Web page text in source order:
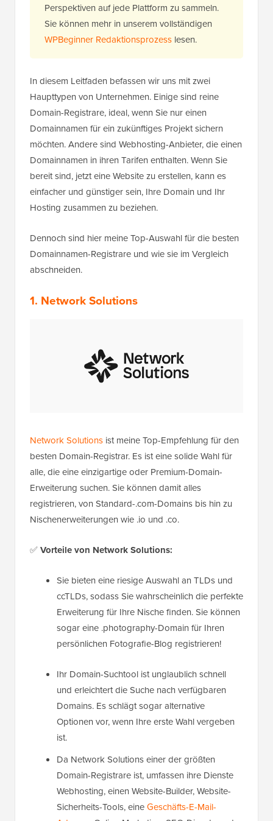
Perspektiven auf jede Plattform zu sammeln.
Sie können mehr in unserem vollständigen
WPBeginner Redaktionsprozess lesen.
In diesem Leitfaden befassen wir uns mit zwei
Haupttypen von Unternehmen. Einige sind reine
Domain-Registrare, ideal, wenn Sie nur einen
Domainnamen für ein zukünftiges Projekt sichern
möchten. Andere sind Webhosting-Anbieter, die einen
Domainnamen in ihren Tarifen enthalten. Wenn Sie
bereit sind, jetzt eine Website zu erstellen, kann es
einfacher und günstiger sein, Ihre Domain und Ihr
Hosting zusammen zu beziehen.
Dennoch sind hier meine Top-Auswahl für die besten
Domainnamen-Registrare und wie sie im Vergleich
abschneiden.
1. Network Solutions
Network Solutions ist meine Top-Empfehlung für den
besten Domain-Registrar. Es ist eine solide Wahl für
alle, die eine einzigartige oder Premium-Domain-
Erweiterung suchen. Sie können damit alles
registrieren, von Standard-.com-Domains bis hin zu
Nischenerweiterungen wie .io und .co.
✅Vorteile von Network Solutions:
Sie bieten eine riesige Auswahl an TLDs und
ccTLDs, sodass Sie wahrscheinlich die perfekte
Erweiterung für Ihre Nische finden. Sie können
sogar eine .photography-Domain für Ihren
persönlichen Fotografie-Blog registrieren!
Ihr Domain-Suchtool ist unglaublich schnell
und erleichtert die Suche nach verfügbaren
Domains. Es schlägt sogar alternative
Optionen vor, wenn Ihre erste Wahl vergeben
ist.
Da Network Solutions einer der größten
Domain-Registrare ist, umfassen ihre Dienste
Webhosting, einen Website-Builder, Website-
Sicherheits-Tools, eineGeschäfts-E-Mail-